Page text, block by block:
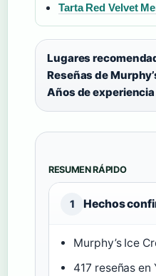
Tarta Red Velvet
Lugares
Reseñas de
Años de experiencia
RESUMEN RÁPIDO
1 Hechos
Murphy’s Ice
417 reseñas en